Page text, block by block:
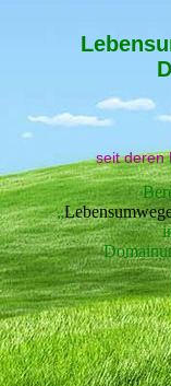
seit deren
„